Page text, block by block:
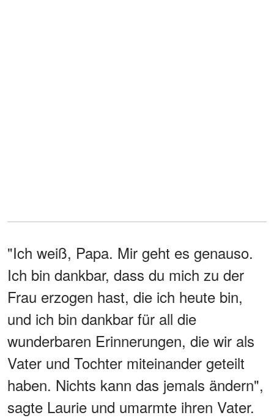
"Ich weiß, Papa. Mir geht es genauso.
Ich bin dankbar, dass du mich zu der
Frau erzogen hast, die ich heute bin,
und ich bin dankbar für all die
wunderbaren Erinnerungen, die wir als
Vater und Tochter miteinander geteilt
haben. Nichts kann das jemals ändern",
sagte Laurie und umarmte ihren Vater.